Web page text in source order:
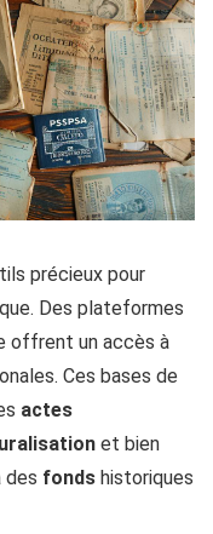
précieux pour
Des plateformes
offrent un accès à
Ces bases de
actes
et bien
des fonds historiques